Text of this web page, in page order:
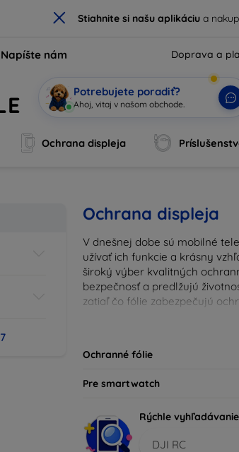
× Stiahnite si našu aplikáciua
Napíšte nám Doprava a
Potrebujete poradiť?
S|
Ochrana displeja
7
Ochrana displeja
V dnešnej dobe sú mobilné
užívať ich funkcie a krásny
široký výber kvalitných
bezpečnosť a predlžujú
zatiaľ čo fólie zabezpečujú
produkty kompatibilné s
Ochranné fólie
Pre smartwatch
Rýchle vyhľadávanie
DJI RC